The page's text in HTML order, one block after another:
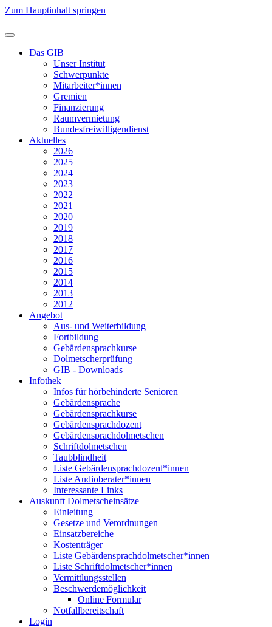
Zum Hauptinhalt springen
Das GIB
Unser Institut
Schwerpunkte
Mitarbeiter*innen
Gremien
Finanzierung
Raumvermietung
Bundesfreiwilligendienst
Aktuelles
2026
2025
2024
2023
2022
2021
2020
2019
2018
2017
2016
2015
2014
2013
2012
Angebot
Aus- und Weiterbildung
Fortbildung
Gebärdensprachkurse
Dolmetscherprüfung
GIB - Downloads
Infothek
Infos für hörbehinderte Senioren
Gebärdensprache
Gebärdensprachkurse
Gebärdensprachdozent
Gebärdensprachdolmetschen
Schriftdolmetschen
Taubblindheit
Liste Gebärdensprachdozent*innen
Liste Audioberater*innen
Interessante Links
Auskunft Dolmetscheinsätze
Einleitung
Gesetze und Verordnungen
Einsatzbereiche
Kostenträger
Liste Gebärdensprachdolmetscher*innen
Liste Schriftdolmetscher*innen
Vermittlungsstellen
Beschwerdemöglichkeit
Online Formular
Notfallbereitschaft
Login